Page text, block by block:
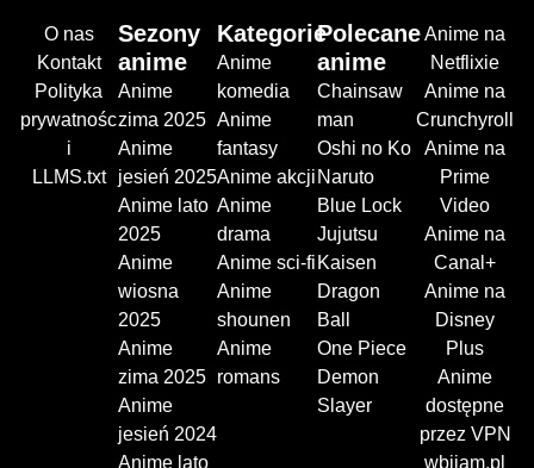
O nas
Kontakt
Polityka
prywatnośc
i
LLMS.txt
Sezony
anime
Anime
zima 2025
Anime
jesień 2025
Anime lato
2025
Anime
wiosna
2025
Anime
zima 2025
Anime
jesień 2024
Anime lato
Kategorie
Anime
komedia
Anime
fantasy
Anime akcji
Anime
drama
Anime sci-fi
Anime
shounen
Anime
romans
Polecane
anime
Chainsaw
man
Oshi no Ko
Naruto
Blue Lock
Jujutsu
Kaisen
Dragon
Ball
One Piece
Demon
Slayer
Anime na
Netflixie
Anime na
Crunchyroll
Anime na
Prime
Video
Anime na
Canal+
Anime na
Disney
Plus
Anime
dostępne
przez VPN
wbijam.pl